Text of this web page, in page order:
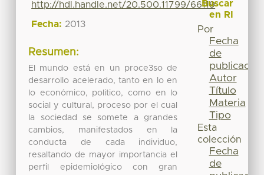
http://hdl.handle.net/20.500.11799/66119
Fecha: 2013
Resumen:
El mundo está en un proce3so de
desarrollo acelerado, tanto en lo en
lo económico, politico, como en lo
social y cultural, proceso por el cual
la sociedad se somete a grandes
cambios, manifestados en la
conducta de cada individuo,
resaltando de mayor importancia el
perfil epidemiológico con gran
Buscar
en RI
Por
Fecha
de
publicación
Autor
Título
Materia
Tipo
Esta
colección
Fecha
de